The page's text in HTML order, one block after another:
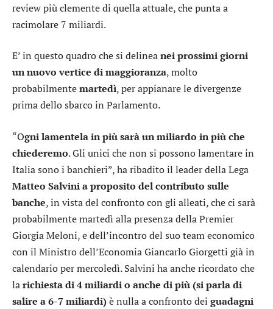
review più clemente di quella attuale, che punta a
racimolare 7 miliardi.
E’ in questo quadro che si delineanei prossimi giorni
un nuovo vertice di maggioranza, molto
probabilmentemartedì, per appianare le divergenze
prima dello sbarco in Parlamento.
“Ogni lamentela in più sarà un miliardo in più che
chiederemo. Gli unici che non si possono lamentare in
Italia sono i banchieri”, ha ribadito il leader della Lega
Matteo Salvini a proposito del contributo sulle
banche, in vista del confronto con gli alleati, che ci sarà
probabilmente martedì alla presenza della Premier
Giorgia Meloni, e dell’incontro del suo team economico
con il Ministro dell’Economia Giancarlo Giorgetti già in
calendario per mercoledì. Salvini ha anche ricordato che
larichiesta di 4 miliardi o anche di più (si parla di
salire a 6-7 miliardi)è nulla a confronto dei guadagni